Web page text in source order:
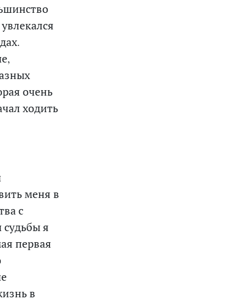
очень
ходить
меня в
с
я
первая
в